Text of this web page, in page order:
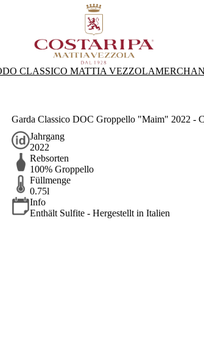
CLASSICO MATTIA VEZZOLA
Garda Classico DOC Groppello "Maim" 2022 -
Jahrgang
2022
Rebsorten
100% Groppello
Füllmenge
0.75l
Info
Enthält Sulfite - Hergestellt in Italien